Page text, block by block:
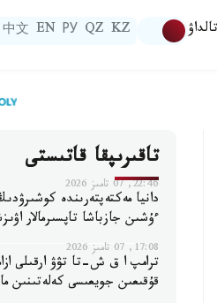
تالداۋ KZ
QZ
РУ
EN
中文
تاقىرىپقا قاتىستى
22:46, 07 تامىز 2026
دانيا مەكتەپتەرىندە
ءۇشىن جازباشا تاپسىرمالار
17:08, 07 تامىز 2026
ترامپ ا ق ش-تا تۋۋ ارقىلى
قۇقىعىن جويعىسى كەلەتىنىن